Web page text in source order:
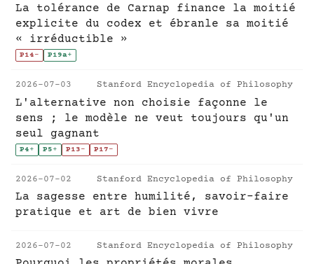
La tolérance de Carnap finance la moitié
explicite du codex et ébranle sa moitié
« irréductible »
P14- P19a+
2026-07-03 Stanford Encyclopedia of Philosophy
L'alternative non choisie façonne le
sens ; le modèle ne veut toujours qu'un
seul gagnant
P4+ P5+ P13- P17-
2026-07-02 Stanford Encyclopedia of Philosophy
La sagesse entre humilité, savoir-faire
pratique et art de bien vivre
2026-07-02 Stanford Encyclopedia of Philosophy